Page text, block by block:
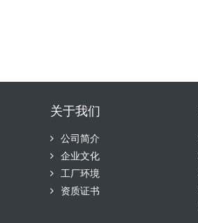
关于我们
公司简介
企业文化
工厂环境
资质证书